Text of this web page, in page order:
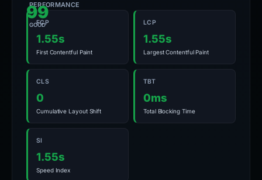
99
GOOD
PERFORMANCE
FCP
1.55s
First Contentful Paint
LCP
1.55s
Largest Contentful Paint
CLS
0
Cumulative Layout Shift
TBT
0ms
Total Blocking Time
SI
1.55s
Speed Index